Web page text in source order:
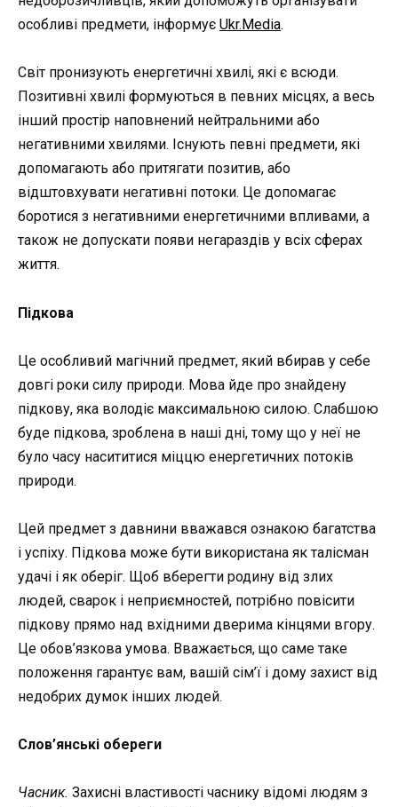
особливі предмети, інформує Ukr.Media.
Світ пронизують енергетичні хвилі, які є всюди.
Позитивні хвилі формуються в певних місцях, а весь
інший простір наповнений нейтральними або
негативними хвилями. Існують певні предмети, які
допомагають або притягати позитив, або
відштовхувати негативні потоки. Це допомагає
боротися з негативними енергетичними впливами, а
також не допускати появи негараздів у всіх сферах
життя.
Підкова
Це особливий магічний предмет, який вбирав у себе
довгі роки силу природи. Мова йде про знайдену
підкову, яка володіє максимальною силою. Слабшою
буде підкова, зроблена в наші дні, тому що у неї не
було часу насититися міццю енергетичних потоків
природи.
Цей предмет з давнини вважався ознакою багатства
і успіху. Підкова може бути використана як талісман
удачі і як оберіг. Щоб вберегти родину від злих
людей, сварок і неприємностей, потрібно повісити
підкову прямо над вхідними дверима кінцями вгору.
Це обов’язкова умова. Вважається, що саме таке
положення гарантує вам, вашій сім’ї і дому захист від
недобрих думок інших людей.
Слов’янські обереги
Часник. Захисні властивості часнику відомі людям з